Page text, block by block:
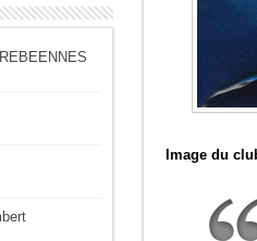
Image du